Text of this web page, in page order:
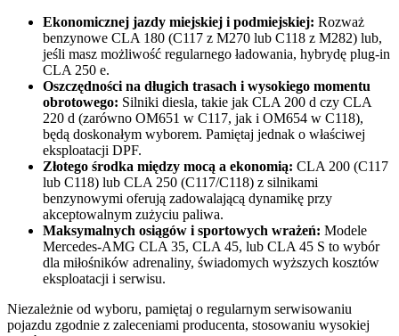
Ekonomicznej jazdy miejskiej i podmiejskiej: Rozważ
benzynowe CLA 180 (C117 z M270 lub C118 z M282) lub,
jeśli masz możliwość regularnego ładowania, hybrydę plug-in
CLA 250 e.
Oszczędności na długich trasach i wysokiego momentu
obrotowego: Silniki diesla, takie jak CLA 200 d czy CLA
220 d (zarówno OM651 w C117, jak i OM654 w C118),
będą doskonałym wyborem. Pamiętaj jednak o właściwej
eksploatacji DPF.
Złotego środka między mocą a ekonomią: CLA 200 (C117
lub C118) lub CLA 250 (C117/C118) z silnikami
benzynowymi oferują zadowalającą dynamikę przy
akceptowalnym zużyciu paliwa.
Maksymalnych osiągów i sportowych wrażeń: Modele
Mercedes-AMG CLA 35, CLA 45, lub CLA 45 S to wybór
dla miłośników adrenaliny, świadomych wyższych kosztów
eksploatacji i serwisu.
Niezależnie od wyboru, pamiętaj o regularnym serwisowaniu
pojazdu zgodnie z zaleceniami producenta, stosowaniu wysokiej